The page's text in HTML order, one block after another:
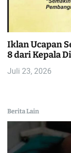
Iklan Ucapan
8 dari Kepala
Juli 23, 2026
Berita Lain